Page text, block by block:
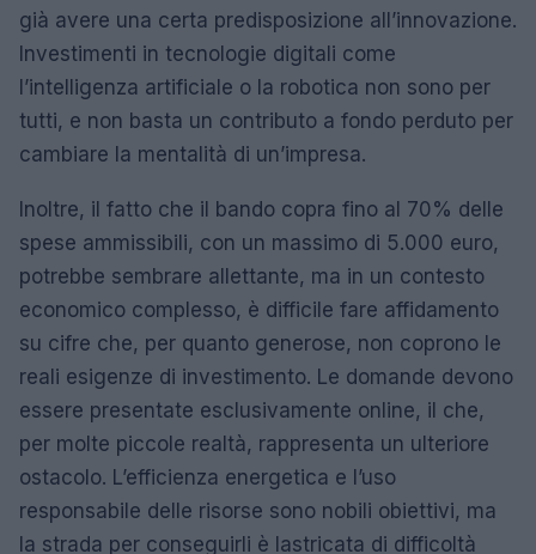
già avere una certa predisposizione all’innovazione.
Investimenti in tecnologie digitali come
l’intelligenza artificiale o la robotica non sono per
tutti, e non basta un contributo a fondo perduto per
cambiare la mentalità di un’impresa.
Inoltre, il fatto che il bando copra fino al 70% delle
spese ammissibili, con un massimo di 5.000 euro,
potrebbe sembrare allettante, ma in un contesto
economico complesso, è difficile fare affidamento
su cifre che, per quanto generose, non coprono le
reali esigenze di investimento. Le domande devono
essere presentate esclusivamente online, il che,
per molte piccole realtà, rappresenta un ulteriore
ostacolo. L’efficienza energetica e l’uso
responsabile delle risorse sono nobili obiettivi, ma
la strada per conseguirli è lastricata di difficoltà